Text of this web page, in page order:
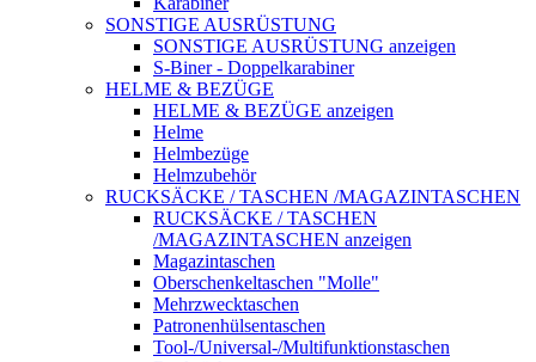
SONSTIGE AUSRÜSTUNG
SONSTIGE AUSRÜSTUNG anzeigen
S-Biner - Doppelkarabiner
HELME & BEZÜGE
HELME & BEZÜGE anzeigen
Helme
Helmbezüge
Helmzubehör
RUCKSÄCKE / TASCHEN /MAGAZINTASCHEN
RUCKSÄCKE / TASCHEN
/MAGAZINTASCHEN anzeigen
Magazintaschen
Oberschenkeltaschen "Molle"
Mehrzwecktaschen
Patronenhülsentaschen
Tool-/Universal-/Multifunktionstaschen